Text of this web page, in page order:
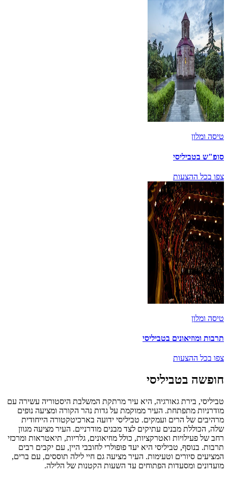
טיסה ומלון
סופ"ש בטביליסי
צפו בכל ההצעות
טיסה ומלון
תרבות ומוזיאונים בטביליסי
צפו בכל ההצעות
חופשה בטביליסי
טביליסי, בירת גאורגיה, היא עיר מרתקת המשלבת היסטוריה עשירה עם
מודרניות מתפתחת. העיר ממוקמת על גדות נהר הקורה ומציעה נופים
מרהיבים של הרים ועמקים. טביליסי ידועה בארכיטקטורה הייחודית
שלה, הכוללת מבנים עתיקים לצד מבנים מודרניים. העיר מציעה מגוון
רחב של פעילויות ואטרקציות, כולל מוזיאונים, גלריות, תיאטראות ומרכזי
תרבות. בנוסף, טביליסי היא יעד פופולרי לחובבי היין, עם יקבים רבים
המציעים סיורים וטעימות. העיר מציעה גם חיי לילה תוססים, עם ברים,
מועדונים ומסעדות הפתוחים עד השעות הקטנות של הלילה.